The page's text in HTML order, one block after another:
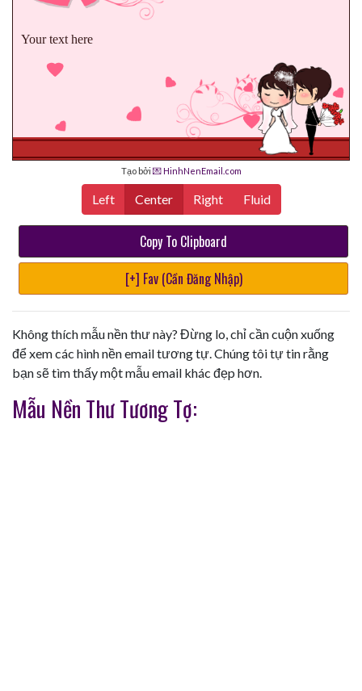
Your text here
Tạo bởi 💌 HinhNenEmail.com
Left Center Right Fluid
Copy To Clipboard
[+] Fav (Cần Đăng Nhập)
Không thích mẫu nền thư này? Đừng lo, chỉ cần cuộn xuống
để xem các hình nền email tương tự. Chúng tôi tự tin rằng
bạn sẽ tìm thấy một mẫu email khác đẹp hơn.
Mẫu Nền Thư Tương Tợ: